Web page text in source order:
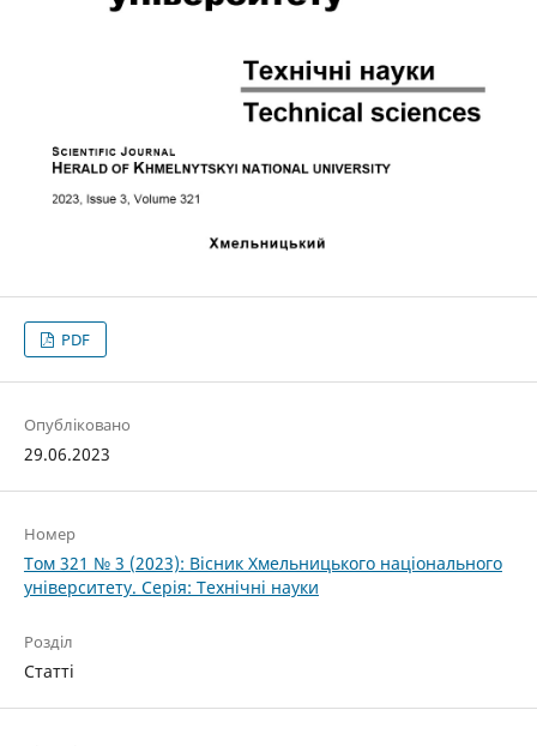
PDF
Опубліковано
29.06.2023
Номер
Том 321 № 3 (2023): Вісник Хмельницького національного
університету. Серія: Технічні науки
Розділ
Статті